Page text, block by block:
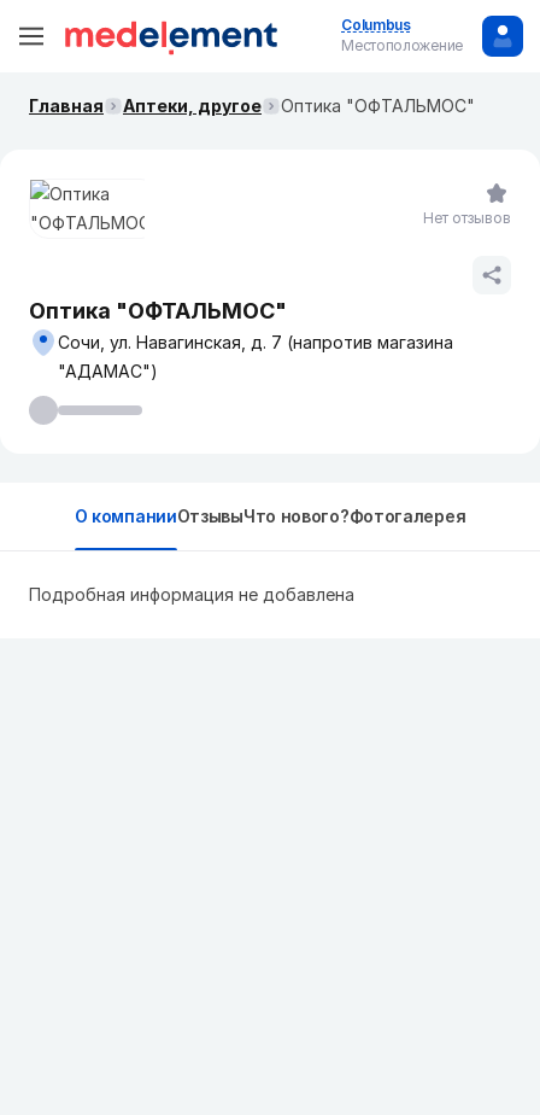
Columbus
Местоположение
Главная Аптеки, другое Оптика "ОФТАЛЬМОС"
Оптика "ОФТАЛЬМОС"
Сочи, ул. Навагинская, д. 7 (напротив магазина
"АДАМАС")
Нет отзывов
О компанииОтзывыЧто нового?Фотогалерея
Подробная информация не добавлена